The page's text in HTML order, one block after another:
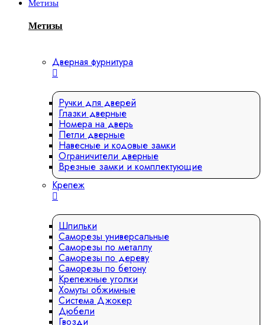
Метизы
Метизы
Дверная фурнитура
Ручки для дверей
Глазки дверные
Номера на дверь
Петли дверные
Навесные и кодовые замки
Ограничители дверные
Врезные замки и комплектующие
Крепеж
Шпильки
Саморезы универсальные
Саморезы по металлу
Саморезы по дереву
Саморезы по бетону
Крепежные уголки
Хомуты обжимные
Система Джокер
Дюбели
Гвозди